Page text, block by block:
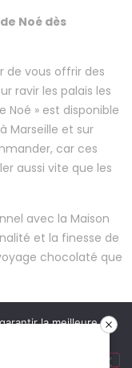
Noé dès
de vous offrir des
ravir les palais les
Noé » est disponible
Marseille et sur
car ces
aussi vite que les
avec la Maison
et la finesse de
chocolaté que
SITE CRÉÉ
la meilleure
En continuant à
la politique de